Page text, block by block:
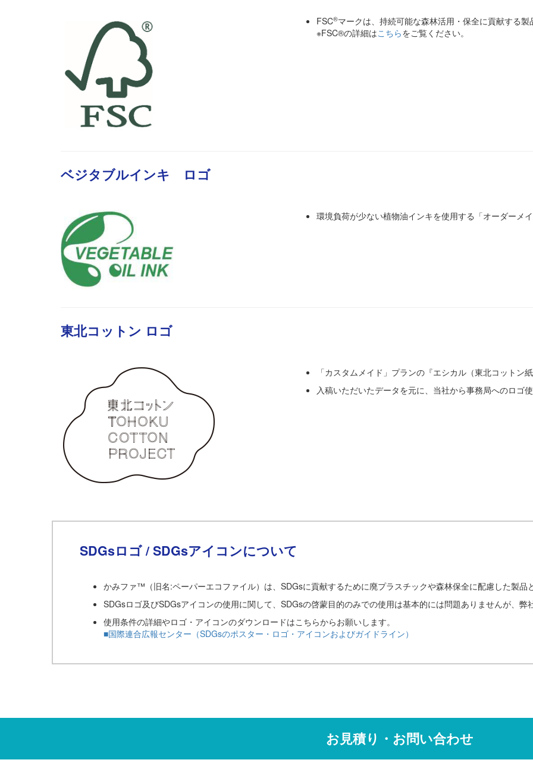
FSC®マークは、持続可能な森林活用・保全に貢献する製
※FSC®の詳細はこちらをご覧ください。
ベジタブルインキ ロゴ
環境負荷が少ない植物油インキを使用する「オーダーメ
東北コットン ロゴ
「カスタムメイド」プランの『エシカル（東北コットン
入稿いただいたデータを元に、当社から事務局へのロゴ
SDGsロゴ / SDGsアイコンについて
かみファ™（旧名:ペーパーエコファイル）は、SDGsに貢献するために廃プラスチックや森林保全に配慮した製品
SDGsロゴ及びSDGsアイコンの使用に関して、SDGsの啓蒙目的のみでの使用は基本的には問題ありませんが、弊
使用条件の詳細やロゴ・アイコンのダウンロードはこちらからお願いします。
■国際連合広報センター（SDGsのポスター・ロゴ・アイコンおよびガイドライン）
お見積り・お問い合わせ